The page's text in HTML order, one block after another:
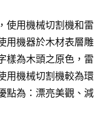
使用機械切割機和雷
用機器於木材表層雕
樣為木頭之原色，雷
用機械切割機較為環
點為：漂亮美觀、減